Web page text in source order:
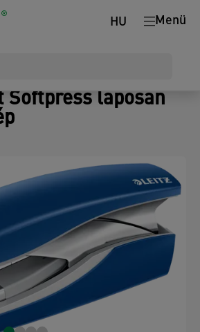
Menü
HU
Softpress laposan